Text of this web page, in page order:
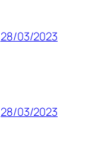
28/03/2023
28/03/2023